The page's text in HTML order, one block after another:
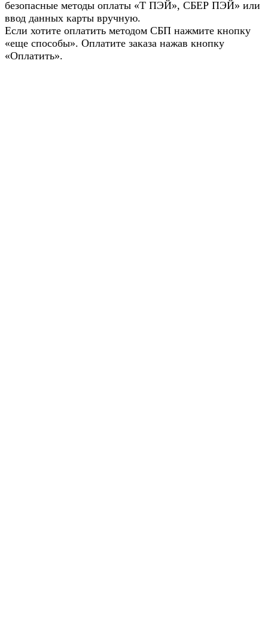
безопасные методы оплаты «Т ПЭЙ», СБЕР ПЭЙ» или
ввод данных карты вручную.
Если хотите оплатить методом СБП нажмите кнопку
«еще способы». Оплатите заказа нажав кнопку
«Оплатить».